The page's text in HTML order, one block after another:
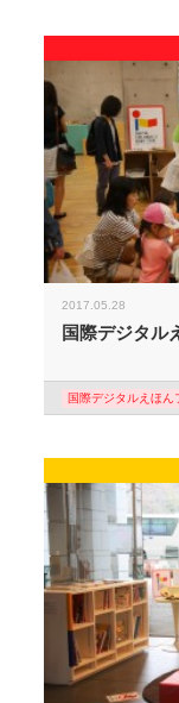
2017.05.28
国際デジタル
国際デジタルえほん